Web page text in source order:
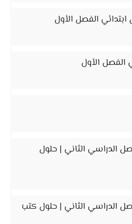
الفصل الأول
الأول
الدراسي الثاني | حلول
الدراسي الثاني | حلول كتب